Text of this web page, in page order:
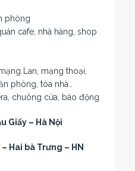
phòng
cafe, nhà hàng, shop
Lan, mạng thoại,
phòng, tòa nhà…
chuông cửa, báo động
Giấy – Hà Nội
Hai bà Trưng – HN